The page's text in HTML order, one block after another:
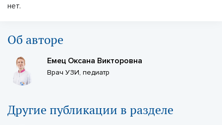
нет.
Об авторе
Емец Оксана Викторовна
Врач УЗИ, педиатр
Другие публикации в разделе